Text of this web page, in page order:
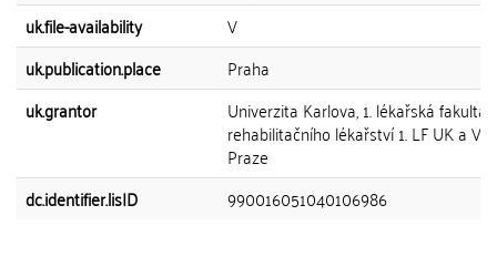
uk.file-availability
V
uk.publication.place
Praha
uk.grantor
Univerzita Karlova, 1. lékařská fakulta,
rehabilitačního lékařství 1. LF UK a
Praze
dc.identifier.lisID
990016051040106986